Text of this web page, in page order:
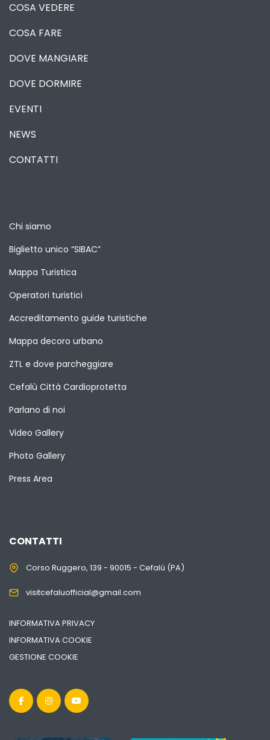
COSA VEDERE
COSA FARE
DOVE MANGIARE
DOVE DORMIRE
EVENTI
NEWS
CONTATTI
Chi siamo
Biglietto unico “SIBAC”
Mappa Turistica
Operatori turistici
Accreditamento guide turistiche
Mappa decoro urbano
ZTL e dove parcheggiare
Cefalù Città Cardioprotetta
Parlano di noi
Video Gallery
Photo Gallery
Press Area
CONTATTI
Corso Ruggero, 139 - 90015 - Cefalù (PA)
visitcefaluofficial@gmail.com
INFORMATIVA PRIVACY
INFORMATIVA COOKIE
GESTIONE COOKIE